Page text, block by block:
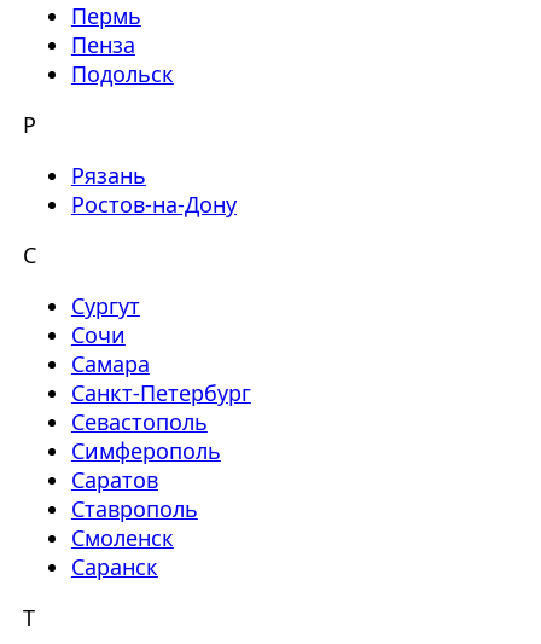
Пермь
Пенза
Подольск
Р
Рязань
Ростов-на-Дону
С
Сургут
Сочи
Самара
Санкт-Петербург
Севастополь
Симферополь
Саратов
Ставрополь
Смоленск
Саранск
Т